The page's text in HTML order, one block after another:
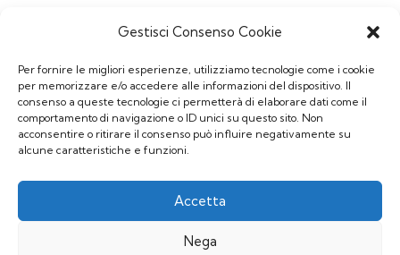
Gestisci Consenso Cookie
Per fornire le migliori esperienze, utilizziamo tecnologie come i cookie
per memorizzare e/o accedere alle informazioni del dispositivo. Il
consenso a queste tecnologie ci permetterà di elaborare dati come il
comportamento di navigazione o ID unici su questo sito. Non
acconsentire o ritirare il consenso può influire negativamente su
alcune caratteristiche e funzioni.
Accetta
Nega
Redazione
Vuoi pubblicare un Articolo sul Blog?
Scrivi aredazionepriminrete@gmail.com
Privacy Policy